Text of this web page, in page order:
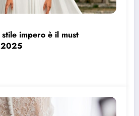
stile impero è il must
2025